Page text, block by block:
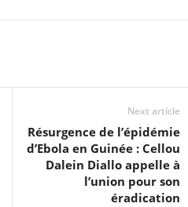
Next article
Résurgence de l’épidémie
d’Ebola en Guinée : Cellou
Dalein Diallo appelle à
l’union pour son
éradication